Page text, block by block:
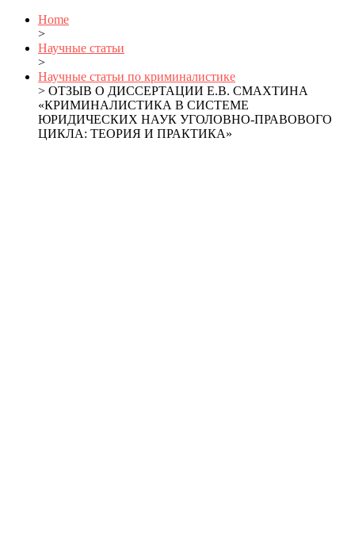
Home
>
Научные статьи
>
Научные статьи по криминалистике
> ОТЗЫВ О ДИССЕРТАЦИИ Е.В. СМАХТИНА
«КРИМИНАЛИСТИКА В СИСТЕМЕ
ЮРИДИЧЕСКИХ НАУК УГОЛОВНО-ПРАВОВОГО
ЦИКЛА: ТЕОРИЯ И ПРАКТИКА»